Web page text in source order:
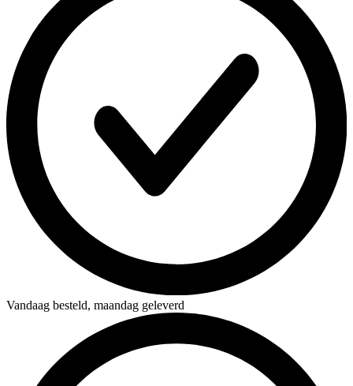
Vandaag besteld, maandag geleverd